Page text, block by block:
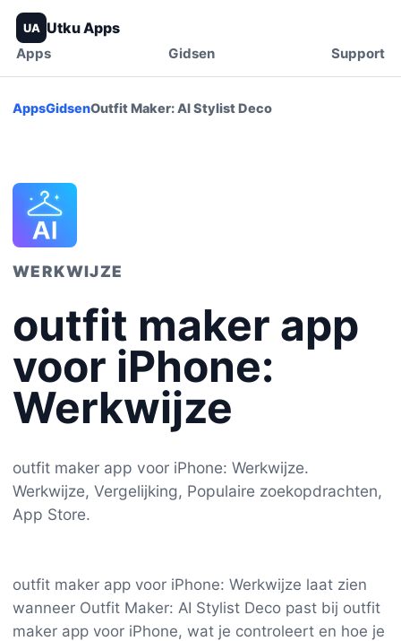
UA Utku Apps
Apps Gidsen Support
AppsGidsenOutfit Maker: AI Stylist Deco
WERKWIJZE
outfit maker app
voor iPhone:
Werkwijze
outfit maker app voor iPhone: Werkwijze.
Werkwijze, Vergelijking, Populaire zoekopdrachten,
App Store.
outfit maker app voor iPhone: Werkwijze laat zien
wanneer Outfit Maker: AI Stylist Deco past bij outfit
maker app voor iPhone, wat je controleert en hoe je